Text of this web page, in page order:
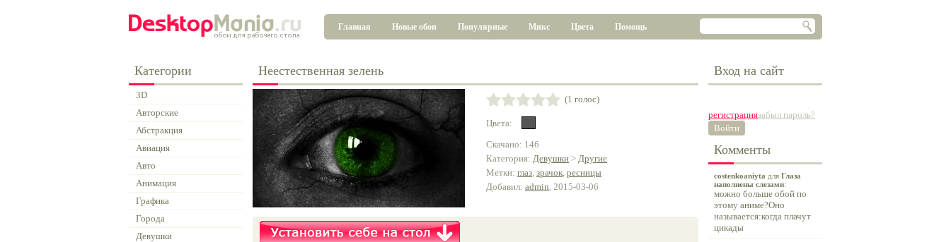
Главная Новые обои Популярные Микс Цвета Помощь
Категории
3D
Авторские
Абстракция
Авиация
Авто
Анимация
Графика
Города
Девушки
Неестественная зелень
(1 голос)
Цвета:
Скачано: 146
Категория: Девушки > Другие
Метки: глаз, зрачок, ресницы
Добавил: admin, 2015-03-06
Вход на сайт
регистрациязабыл пароль?
Войти
Комменты
costenkoaniyta для Глаза
наполнены слезами:
можно больше обой по
этому аниме?Оно
называется:когда плачут
цикады